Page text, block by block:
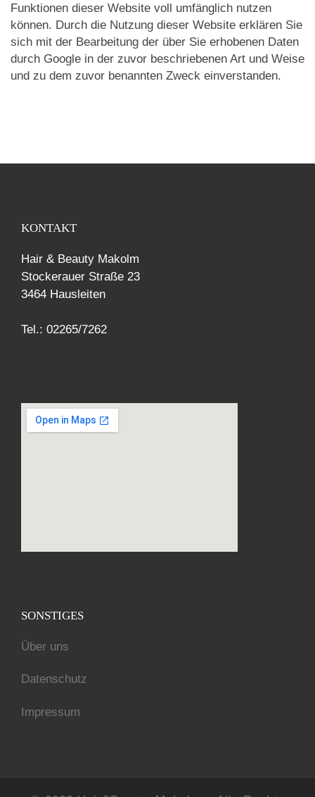
Funktionen dieser Website voll umfänglich nutzen
können. Durch die Nutzung dieser Website erklären Sie
sich mit der Bearbeitung der über Sie erhobenen Daten
durch Google in der zuvor beschriebenen Art und Weise
und zu dem zuvor benannten Zweck einverstanden.
KONTAKT
Hair & Beauty Makolm
Stockerauer Straße 23
3464 Hausleiten
Tel.: 02265/7262
SONSTIGES
Über uns
Datenschutz
Impressum